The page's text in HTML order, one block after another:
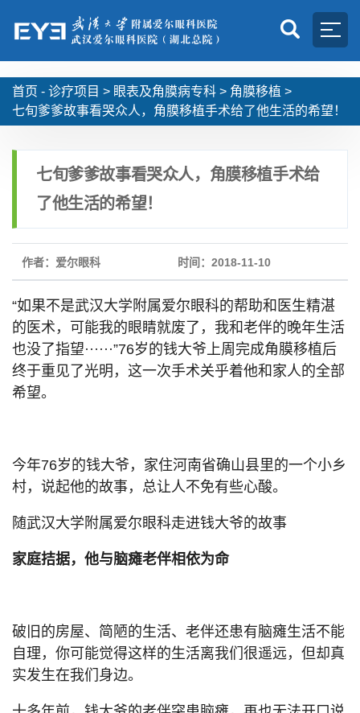
首页 - 诊疗项目 > 眼表及角膜病专科 > 角膜移植 >
七旬爹爹故事看哭众人，角膜移植手术给了他生活的希望！
七旬爹爹故事看哭众人，角膜移植手术给
了他生活的希望！
作者：爱尔眼科 时间：2018-11-10
“如果不是武汉大学附属爱尔眼科的帮助和医生精湛
的医术，可能我的眼睛就废了，我和老伴的晚年生活
也没了指望······”76岁的钱大爷上周完成角膜移植后
终于重见了光明，这一次手术关乎着他和家人的全部
希望。
今年76岁的钱大爷，家住河南省确山县里的一个小乡
村，说起他的故事，总让人不免有些心酸。
随武汉大学附属爱尔眼科走进钱大爷的故事
家庭拮据，他与脑瘫老伴相依为命
破旧的房屋、简陋的生活、老伴还患有脑瘫生活不能
自理，你可能觉得这样的生活离我们很遥远，但却真
实发生在我们身边。